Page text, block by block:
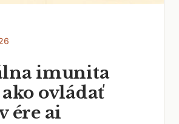
imunita
ovládať
ére ai